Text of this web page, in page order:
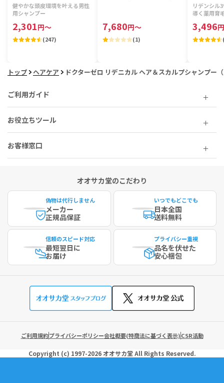
シャンプー(男性用) 【1本4
00ml】
健やかな頭皮環境を叶える男性
用シャンプー
2,301円～
(247)
ョナー400ml(女性用)各1
本 【1セット】
7,680円～
(1)
スエッセ
箱60ml】
リデンシル
導く薬用育
3,496円
トップ ヘアケア ドクターゼロ リデニカル ヘア＆スカルプシャンプー
ご利用ガイド
お役立ちツール
お客様窓口
オオサカ堂のこだわり
偽物は代行しません
メーカー
正規品保証
いつでもどこでも
日本全国
送料無料
信頼のスピード対応
最短翌日に
お届け
プライバシー重視
品名を伏せた
安心梱包
ご利用規約プライバシーポリシー会社概要(特商法に基づく表示)CSR活動
Copyright (c) 1997-2026 オオサカ堂All Rights Reserved.